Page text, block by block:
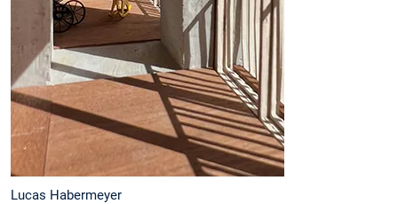
Lucas Habermeyer